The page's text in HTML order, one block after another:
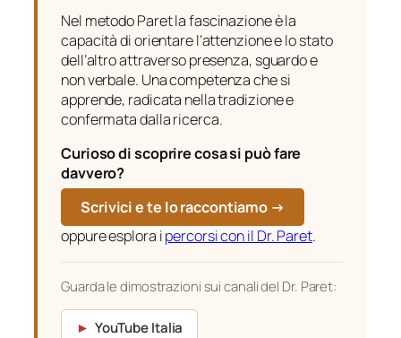
Nel metodo Paret la fascinazione è la
capacità di orientare l’attenzione e lo stato
dell’altro attraverso presenza, sguardo e
non verbale. Una competenza che si
apprende, radicata nella tradizione e
confermata dalla ricerca.
Curioso di scoprire cosa si può fare
davvero?
Scrivici e te lo raccontiamo →
oppure esplora ipercorsi con il Dr. Paret.
Guarda le dimostrazioni sui canali del Dr. Paret:
► YouTube Italia